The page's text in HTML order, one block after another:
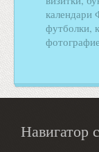
календари
футболки,
Навигатор